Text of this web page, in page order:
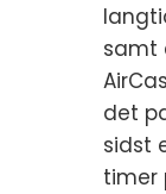
samt
det
sidst
timer